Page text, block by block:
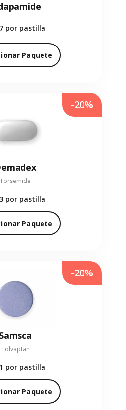
por pastilla
Paquete
Torsemide
por pastilla
Paquete
-20%
Samsca
Tolvaptan
por pastilla
Paquete
-20%